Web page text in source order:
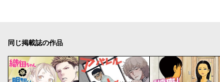
同じ掲載誌の作品